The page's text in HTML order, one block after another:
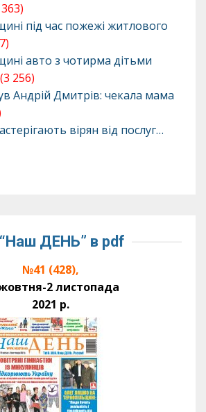
під час пожежі житлового
авто з чотирма дітьми
(3 256)
Андрій Дмитрів: чекала мама
вірян від послуг…
ДЕНЬ” в pdf
№41 (428),
2 листопада
2021 р.